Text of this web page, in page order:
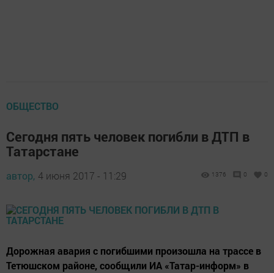
ОБЩЕСТВО
Сегодня пять человек погибли в ДТП в
Татарстане
автор, 4 июня 2017 - 11:29 1376 0 0
Дорожная авария с погибшими произошла на трассе в
Тетюшском районе, сообщили ИА «Татар-информ» в